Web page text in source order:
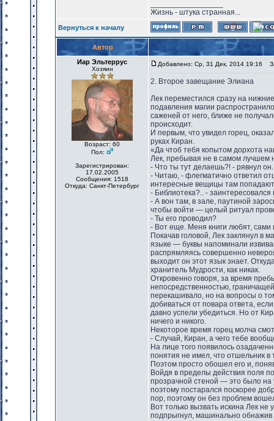
Жизнь - штука странная...
Вернуться к началу
Автор
Иар Эльтеррус
Хозяин
Возраст: 60
Пол:
Зарегистрирован:
17.02.2005
Сообщения: 1518
Откуда: Санкт-Петербург
Добавлено: Ср, 31 Дек, 2014 19:16
2. Второе завещание Элиана
Лек переместился сразу на
подавления магии
саженей от него, ближе не
происходит.
И первым, что увидел горец,
руках Киран.
«Да чтоб тебя копытом дорхота
Лек, пребывая не в самом лучшем
- Что ты тут делаешь?! - рявнул он.
- Читаю, - флегматично ответил
интересные вещицы там
- Библиотека?.. - заинтересовался
- А вон там, в зале, паутиной
чтобы войти — целый ритуал
- Ты его проводил?
- Вот еще. Меня книги любят, сами
Покачав головой, Лек заклянул в
языке — буквы напоминали
распрямляясь совершенно
выходит он этот язык знает.
хранитель Мудрости, как никак.
Откровенно говоря, за время
непосредственностью,
перекашивало, но на вопросы о
добиваться от повара ответа,
давно успели убедиться. Но от
ничего и никого.
Некоторое время горец молча
- Случай, Киран, а чего тебе
На лице того появилось
понятия не имел, что отшельник в
Поэтом просто обошел его и,
Войдя в пределы действия поля
прозрачной стеной — это было на
поэтому постарался поскорее
пор, поэтому он без проблем
Вот только вызвать искина Лек
подпрыгнул, машинально обнажив